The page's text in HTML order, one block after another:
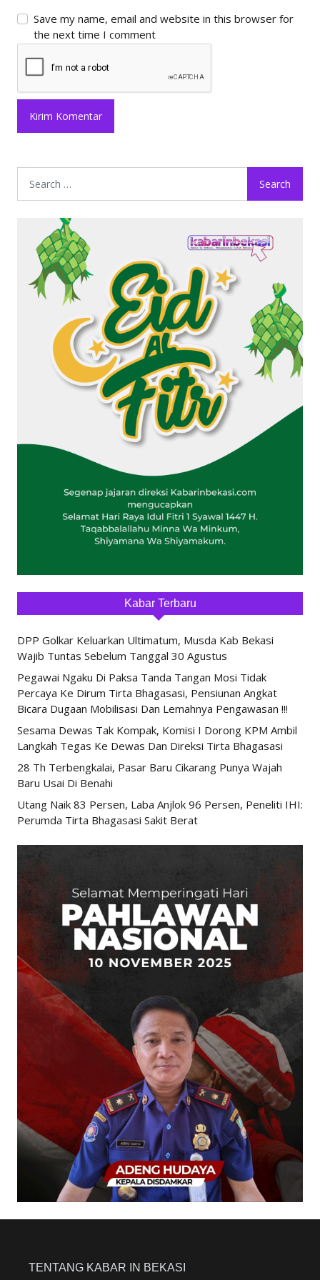
Save my name, email and website in this browser for
the next time I comment
Kabar Terbaru
DPP Golkar Keluarkan Ultimatum, Musda Kab Bekasi
Wajib Tuntas Sebelum Tanggal 30 Agustus
Pegawai Ngaku Di Paksa Tanda Tangan Mosi Tidak
Percaya Ke Dirum Tirta Bhagasasi, Pensiunan Angkat
Bicara Dugaan Mobilisasi Dan Lemahnya Pengawasan !!!
Sesama Dewas Tak Kompak, Komisi I Dorong KPM Ambil
Langkah Tegas Ke Dewas Dan Direksi Tirta Bhagasasi
28 Th Terbengkalai, Pasar Baru Cikarang Punya Wajah
Baru Usai Di Benahi
Utang Naik 83 Persen, Laba Anjlok 96 Persen, Peneliti IHI:
Perumda Tirta Bhagasasi Sakit Berat
TENTANG KABAR IN BEKASI